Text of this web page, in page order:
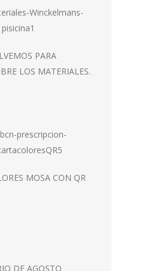
PARA
LOS MATERIALES.
MOSA CON QR
DE AGOSTO